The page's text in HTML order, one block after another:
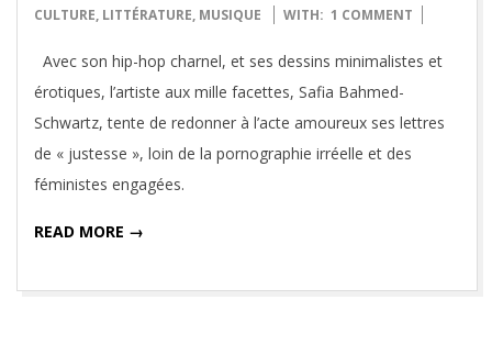
03-
CULTURE, LITTÉRATURE, MUSIQUE WITH: 1 COMMENT
Avec son hip-hop charnel, et ses dessins minimalistes et
érotiques, l’artiste aux mille facettes, Safia Bahmed-
Schwartz, tente de redonner à l’acte amoureux ses lettres
de « justesse », loin de la pornographie irréelle et des
féministes engagées.
READ MORE →